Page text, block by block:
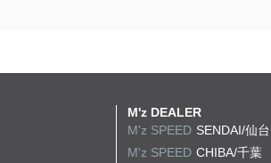
M'z DEALER
M'z SPEED SENDAI/仙台
M'z SPEED CHIBA/千葉